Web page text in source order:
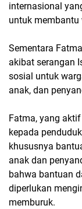
internasional
untuk membantu
Sementara
akibat serangan
sosial untuk
anak, dan
Fatma, yang
kepada
khususnya
anak dan
bahwa bantuan
diperlukan
memburuk.